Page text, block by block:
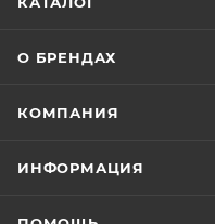
О БРЕНДАХ
КОМПАНИЯ
ИНФОРМАЦИЯ